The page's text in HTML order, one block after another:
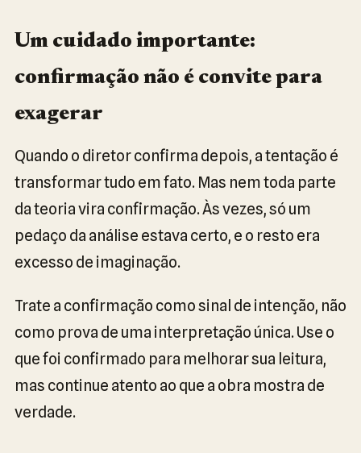
Um cuidado importante:
confirmação não é convite para
exagerar
Quando o diretor confirma depois, a tentação é
transformar tudo em fato. Mas nem toda parte
da teoria vira confirmação. Às vezes, só um
pedaço da análise estava certo, e o resto era
excesso de imaginação.
Trate a confirmação como sinal de intenção, não
como prova de uma interpretação única. Use o
que foi confirmado para melhorar sua leitura,
mas continue atento ao que a obra mostra de
verdade.